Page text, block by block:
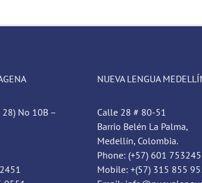
No 10B –
NUEVA LENGUA
Calle 28 # 80-51
Barrio Belén La Palma,
Medellín, Colombia.
Phone: (+57) 601
Mobile: +(57) 315 855